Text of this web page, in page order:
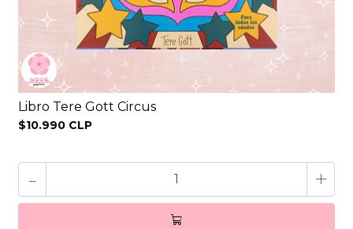
Libro Tere Gott Circus
$10.990 CLP
- +